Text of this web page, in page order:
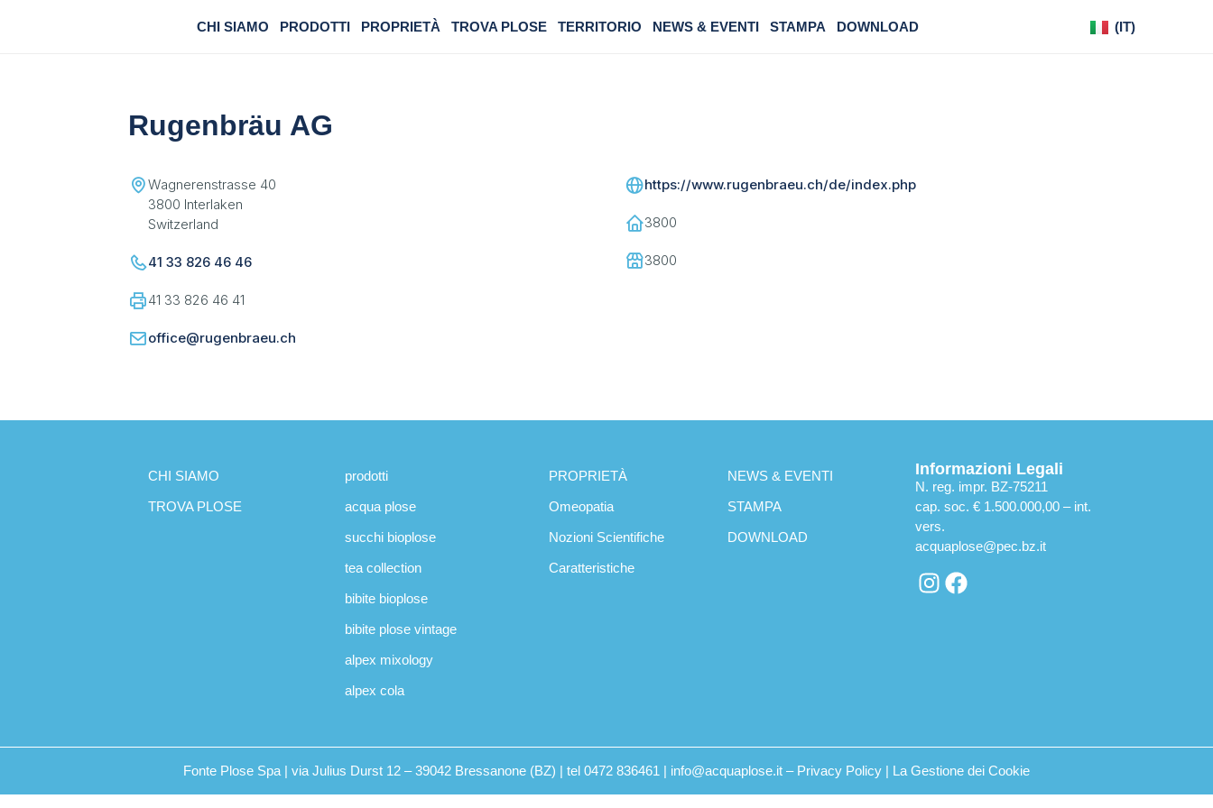
CHI SIAMO PRODOTTI PROPRIETÀ TROVA PLOSE TERRITORIO NEWS & EVENTI STAMPA DOWNLOAD (IT)
(DE)
Rugenbräu AG
Wagnerenstrasse 40
3800 Interlaken
Switzerland
41 33 826 46 46
41 33 826 46 41
office@rugenbraeu.ch
https://www.rugenbraeu.ch/de/index.php
3800
3800
CHI SIAMO
TROVA PLOSE
prodotti
acqua plose
succhi bioplose
tea collection
bibite bioplose
bibite plose vintage
alpex mixology
alpex cola
PROPRIETÀ
Omeopatia
Nozioni Scientifiche
Caratteristiche
NEWS & EVENTI
STAMPA
DOWNLOAD
Informazioni Legali
N. reg. impr. BZ-75211
cap. soc. € 1.500.000,00 – int.
vers.
acquaplose@pec.bz.it
Fonte Plose Spa | via Julius Durst 12 – 39042 Bressanone (BZ) | tel 0472 836461 | info@acquaplose.it – Privacy Policy | La Gestione dei Cookie